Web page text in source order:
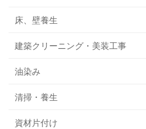
床、壁養生
建築クリーニング・美装工事
油染み
清掃・養生
資材片付け